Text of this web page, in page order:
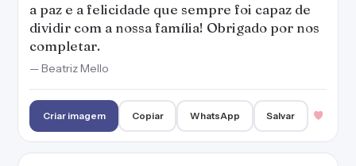
a paz e a felicidade que sempre foi capaz de
dividir com a nossa família! Obrigado por nos
completar.
— Beatriz Mello
Criar imagem Copiar WhatsApp Salvar